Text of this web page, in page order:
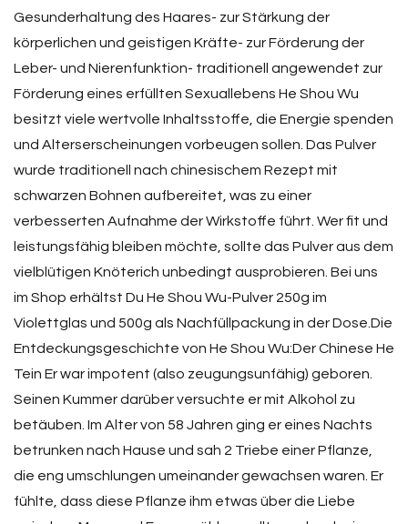
Gesunderhaltung des Haares- zur Stärkung der
körperlichen und geistigen Kräfte- zur Förderung der
Leber- und Nierenfunktion- traditionell angewendet zur
Förderung eines erfüllten Sexuallebens He Shou Wu
besitzt viele wertvolle Inhaltsstoffe, die Energie spenden
und Alterserscheinungen vorbeugen sollen. Das Pulver
wurde traditionell nach chinesischem Rezept mit
schwarzen Bohnen aufbereitet, was zu einer
verbesserten Aufnahme der Wirkstoffe führt. Wer fit und
leistungsfähig bleiben möchte, sollte das Pulver aus dem
vielblütigen Knöterich unbedingt ausprobieren. Bei uns
im Shop erhältst Du He Shou Wu-Pulver 250g im
Violettglas und 500g als Nachfüllpackung in der Dose.Die
Entdeckungsgeschichte von He Shou Wu:Der Chinese He
Tein Er war impotent (also zeugungsunfähig) geboren.
Seinen Kummer darüber versuchte er mit Alkohol zu
betäuben. Im Alter von 58 Jahren ging er eines Nachts
betrunken nach Hause und sah 2 Triebe einer Pflanze,
die eng umschlungen umeinander gewachsen waren. Er
fühlte, dass diese Pflanze ihm etwas über die Liebe